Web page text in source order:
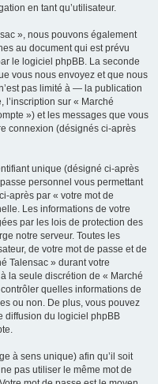
en tant qu’utilisateur.
», nous pouvons également
au document qui est prévu
le logiciel phpBB. La seconde
vous nous envoyez et que nous
pas limité à — la publication
l’inscription sur « Marché
») et les messages que vous
connexion (désignés ci-après
unique (désigné ci-après
personnel vous permettant
après par « votre mot de
Les informations de votre
par les lois de protection des
notre serveur. Toutes les
de votre mot de passe et de
Talensac » durant votre
la seule discrétion de « Marché
quelles informations de
ou non. De plus, vous pouvez
diffusion du logiciel phpBB
à sens unique) afin qu’il soit
pas utiliser le même mot de